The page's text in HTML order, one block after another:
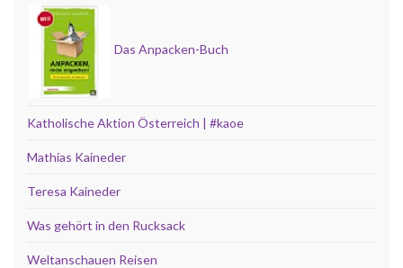
Das Anpacken-Buch
Katholische Aktion Österreich | #kaoe
Mathias Kaineder
Teresa Kaineder
Was gehört in den Rucksack
Weltanschauen Reisen